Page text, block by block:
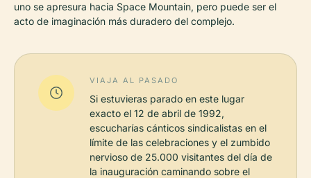
uno se apresura hacia Space Mountain, pero puede ser el
acto de imaginación más duradero del complejo.
VIAJA AL PASADO
Si estuvieras parado en este lugar
exacto el 12 de abril de 1992,
escucharías cánticos sindicalistas en el
límite de las celebraciones y el zumbido
nervioso de 25.000 visitantes del día de
la inauguración caminando sobre el